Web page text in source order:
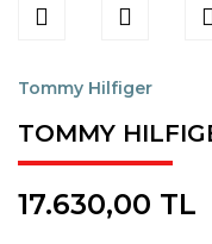
Tommy Hilfiger
TOMMY
17.630,00 TL